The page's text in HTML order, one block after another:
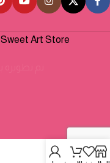
Sweet Art Store. جميع الحقوق محفوظة 2026©